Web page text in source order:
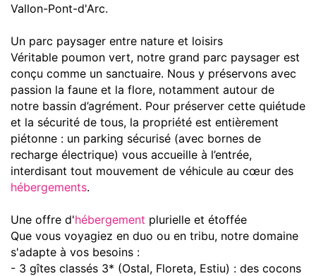
Vallon-Pont-d'Arc.
Un parc paysager entre nature et loisirs
Véritable poumon vert, notre grand parc paysager est
conçu comme un sanctuaire. Nous y préservons avec
passion la faune et la flore, notamment autour de
notre bassin d’agrément. Pour préserver cette quiétude
et la sécurité de tous, la propriété est entièrement
piétonne : un parking sécurisé (avec bornes de
recharge électrique) vous accueille à l’entrée,
interdisant tout mouvement de véhicule au cœur des
hébergements.
Une offre d'hébergement plurielle et étoffée
Que vous voyagiez en duo ou en tribu, notre domaine
s'adapte à vos besoins :
- 3 gîtes classés 3* (Ostal, Floreta, Estiu) : des cocons